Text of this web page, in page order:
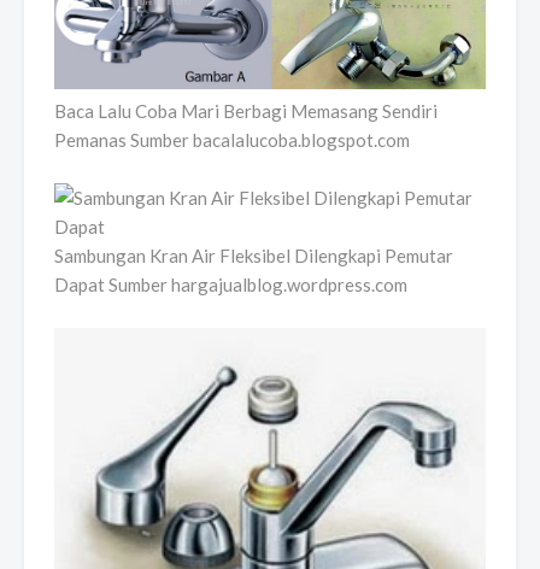
Baca Lalu Coba Mari Berbagi Memasang Sendiri
Pemanas Sumber bacalalucoba.blogspot.com
Sambungan Kran Air Fleksibel Dilengkapi Pemutar
Dapat Sumber hargajualblog.wordpress.com